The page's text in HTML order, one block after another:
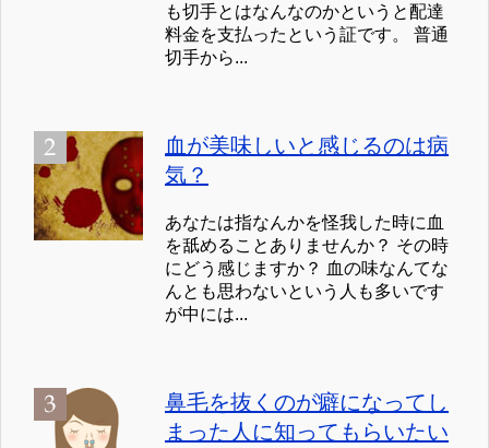
も切手とはなんなのかというと配達
料金を支払ったという証です。 普通
切手から...
血が美味しいと感じるのは病
気？
あなたは指なんかを怪我した時に血
を舐めることありませんか？ その時
にどう感じますか？ 血の味なんてな
んとも思わないという人も多いです
が中には...
鼻毛を抜くのが癖になってし
まった人に知ってもらいたい